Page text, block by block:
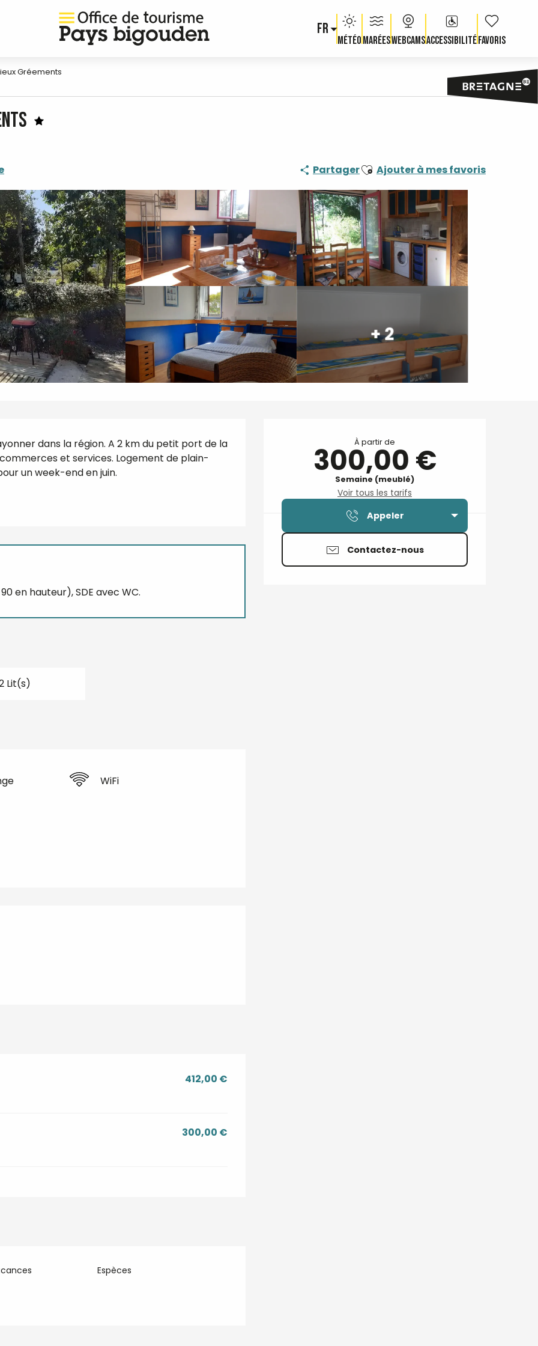
FR
MétéoMaréesWebcamsAccessibilité Voir les
Gréements
PartagerAjouter aux favoris
Ajouter à mes favoris
+ 2
Ouverture et coordonnées
À partir de
300,00 €
Semaine (meublé)
Voir tous les tarifs
Appeler
Contactez-nous
dans la région. A 2 km du petit port de la
et services. Logement de plain-
un week-end en juin.
en hauteur), SDE avec WC.
Lit(s)
WiFi
412,00 €
300,00 €
Espèces